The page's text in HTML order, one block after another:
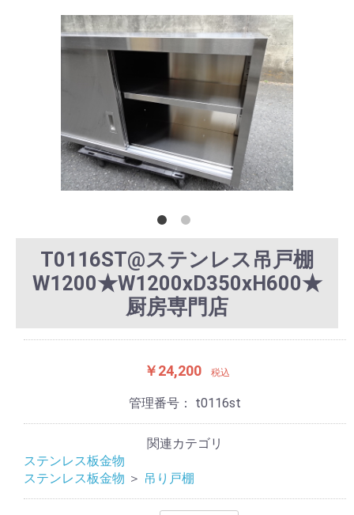
T0116ST@ステンレス吊戸棚
W1200★W1200xD350xH600★
厨房専門店
￥24,200 税込
管理番号： t0116st
関連カテゴリ
ステンレス板金物
ステンレス板金物 ＞ 吊り戸棚